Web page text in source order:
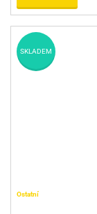
Ostatní
SKLADEM